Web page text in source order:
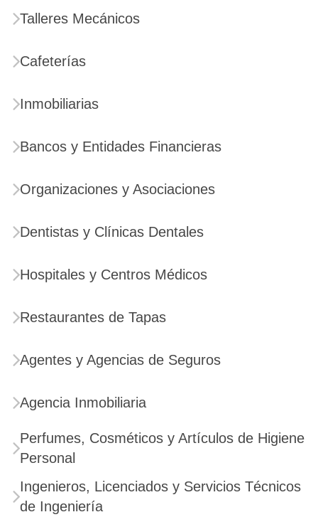
Talleres Mecánicos
Cafeterías
Inmobiliarias
Bancos y Entidades Financieras
Organizaciones y Asociaciones
Dentistas y Clínicas Dentales
Hospitales y Centros Médicos
Restaurantes de Tapas
Agentes y Agencias de Seguros
Agencia Inmobiliaria
Perfumes, Cosméticos y Artículos de Higiene
Personal
Ingenieros, Licenciados y Servicios Técnicos
de Ingeniería